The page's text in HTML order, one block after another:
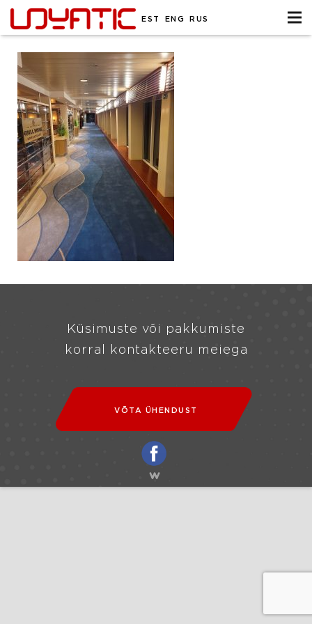
EST ENG RUS
Küsimuste või pakkumiste
korral kontakteeru meiega
VÕTA ÜHENDUST